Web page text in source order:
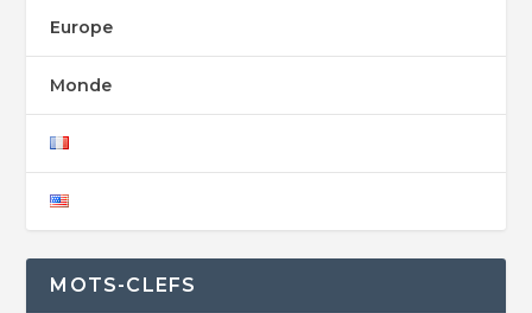
Europe
Monde
MOTS-CLEFS